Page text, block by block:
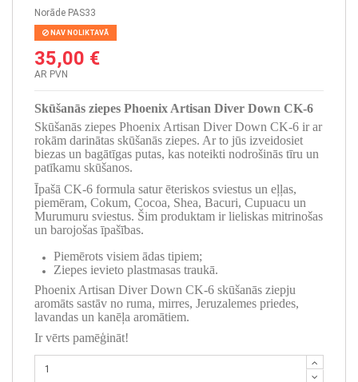
Norāde PAS33
NAV NOLIKTAVĀ
35,00 €
AR PVN
Skūšanās ziepes Phoenix Artisan Diver Down CK-6
Skūšanās ziepes Phoenix Artisan Diver Down CK-6 ir ar
rokām darinātas skūšanās ziepes. Ar to jūs izveidosiet
biezas un bagātīgas putas, kas noteikti nodrošinās tīru un
patīkamu skūšanos.
Īpašā CK-6 formula satur ēteriskos sviestus un eļļas,
piemēram, Cokum, Cocoa, Shea, Bacuri, Cupuacu un
Murumuru sviestus. Šim produktam ir lieliskas mitrinošas
un barojošas īpašības.
Piemērots visiem ādas tipiem;
Ziepes ievieto plastmasas traukā.
Phoenix Artisan Diver Down CK-6 skūšanās ziepju
aromāts sastāv no ruma, mirres, Jeruzalemes priedes,
lavandas un kanēļa aromātiem.
Ir vērts pamēģināt!